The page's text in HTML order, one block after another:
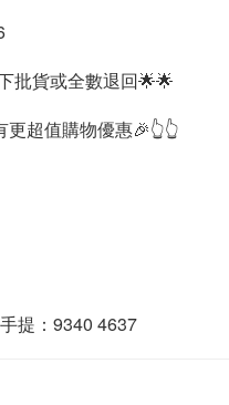
批貨或全數退回🌟🌟
超值購物優惠🎉👆👆
提：9340 4637